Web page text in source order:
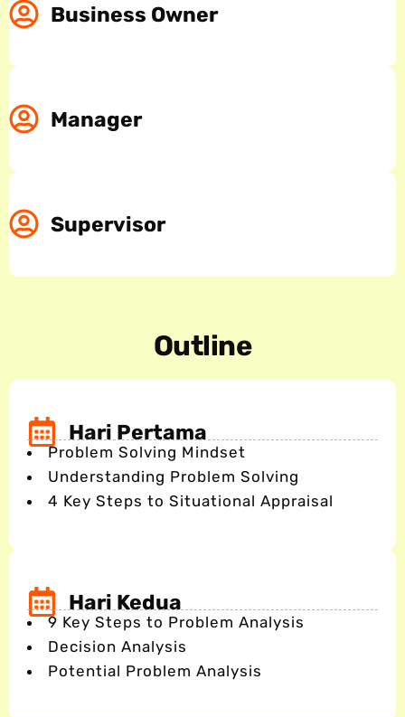
Business Owner
Manager
Supervisor
Outline
Hari Pertama
Problem Solving Mindset
Understanding Problem Solving
4 Key Steps to Situational Appraisal
Hari Kedua
9 Key Steps to Problem Analysis
Decision Analysis
Potential Problem Analysis